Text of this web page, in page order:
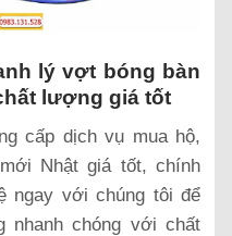
lý vợt bóng bàn
lượng giá tốt
cấp dịch vụ mua hộ,
Nhật giá tốt, chính
ngay với chúng tôi để
nhanh chóng với chất